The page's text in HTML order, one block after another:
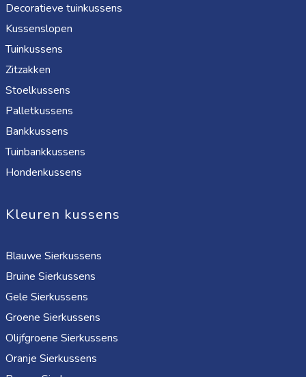
Decoratieve tuinkussens
Kussenslopen
Tuinkussens
Zitzakken
Stoelkussens
Palletkussens
Bankkussens
Tuinbankkussens
Hondenkussens
Kleuren kussens
Blauwe Sierkussens
Bruine Sierkussens
Gele Sierkussens
Groene Sierkussens
Olijfgroene Sierkussens
Oranje Sierkussens